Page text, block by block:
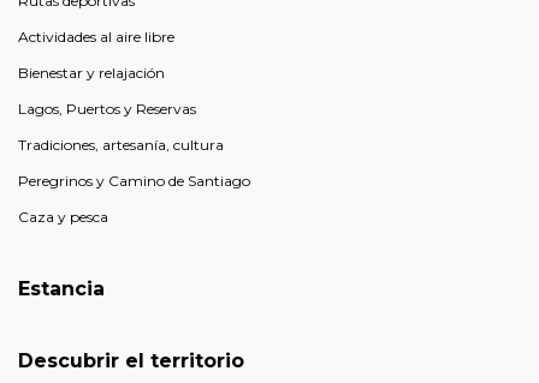
Actividades al aire libre
Bienestar y relajación
Lagos, Puertos y Reservas
Tradiciones, artesanía, cultura
Peregrinos y Camino de Santiago
Caza y pesca
Estancia
Descubrir el territorio